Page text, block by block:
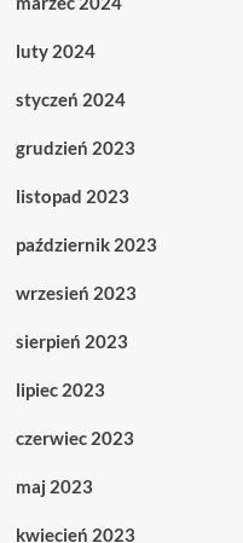
luty 2024
styczeń 2024
grudzień 2023
listopad 2023
październik 2023
wrzesień 2023
sierpień 2023
lipiec 2023
czerwiec 2023
maj 2023
kwiecień 2023